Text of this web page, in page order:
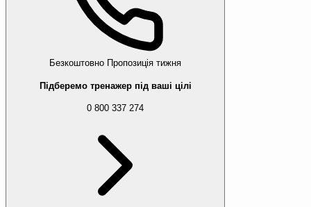
Безкоштовно Пропозиція тижня
Підберемо тренажер під ваші цілі
0 800 337 274